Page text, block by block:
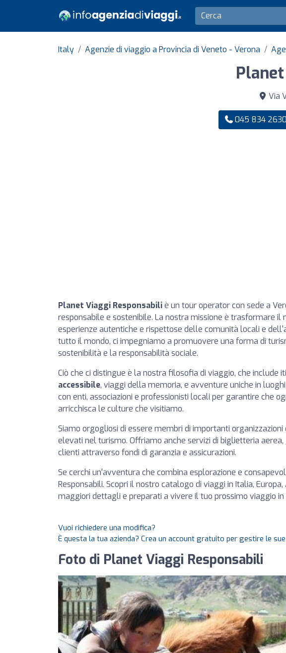
Italy Agenzie di viaggio a Provincia di Veneto - Verona
Via
045 834 2630
Planet Viaggi Responsabiliè un tour operator con sede a
responsabile e sostenibile. La nostra missione è trasformare il
esperienze autentiche e rispettose delle comunità locali e
tutto il mondo, ci impegniamo a promuovere una forma di
sostenibilità e la responsabilità sociale.
Ciò che ci distingue è la nostra filosofia di viaggio, che include
accessibile, viaggi della memoria, e avventure uniche in
con enti, associazioni e professionisti locali per garantire che
arricchisca le culture che visitiamo.
Siamo orgogliosi di essere membri di importanti
elevati nel turismo. Offriamo anche servizi di biglietteria
clienti attraverso fondi di garanzia e assicurazioni.
Se cerchi un'avventura che combina esplorazione e
Responsabili. Scopri il nostro catalogo di viaggi in Italia,
maggiori dettagli e preparati a vivere il tuo prossimo viaggio
Vuoi richiedere una modifica?
È questa la tua azienda? Crea un account gratuito per gestire le
Foto di Planet Viaggi Responsabili